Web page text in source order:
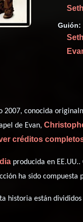
Guión:
2007, conocida
de Evan,
créditos
producida en
ha sido compuesta
historia están